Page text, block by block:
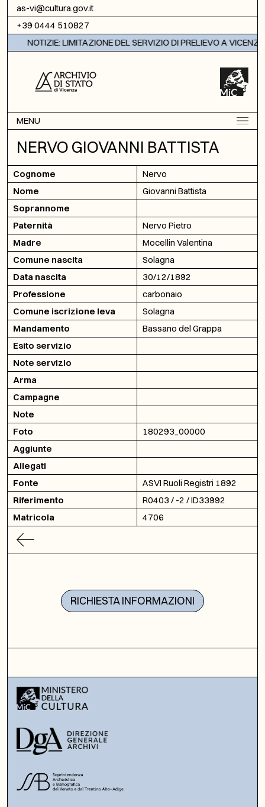
Vai al contenuto
as-vi@cultura.gov.it
+39 0444 510827
NOTIZIE: LIMITAZIONE DEL SERVIZIO DI PRELIEVO A VICENZA
MENU
NERVO GIOVANNI BATTISTA
Cognome
Nervo
Nome
Giovanni Battista
Soprannome
Paternità
Nervo Pietro
Madre
Mocellin Valentina
Comune nascita
Solagna
Data nascita
30/12/1892
Professione
carbonaio
Comune iscrizione leva
Solagna
Mandamento
Bassano del Grappa
Esito servizio
Note servizio
Arma
Campagne
Note
Foto
180293_00000
Aggiunte
Allegati
Fonte
ASVI Ruoli Registri 1892
Riferimento
R0403 / -2 / ID33992
Matricola
4706
RICHIESTA INFORMAZIONI